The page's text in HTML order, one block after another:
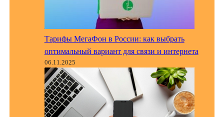
Тарифы МегаФон в России: как выбрать
оптимальный вариант для связи и интернета
06.11.2025